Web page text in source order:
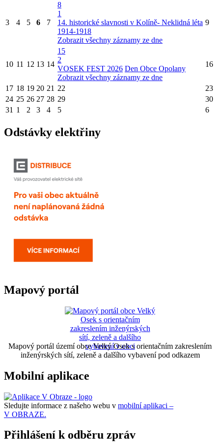
3 4 5 6 7
8
1
14. historické slavnosti v Kolíně- Neklidná léta
1914-1918
Zobrazit všechny záznamy ze dne
9
10 11 12 13 14
15
2
VOSEK FEST 2026 Den Obce Opolany
Zobrazit všechny záznamy ze dne
16
17 18 19 20 21 22
23
24 25 26 27 28 29
30
31 1 2 3 4 5 6
Odstávky elektřiny
Mapový portál
Mapový portál území obce Velký Osek s orientačním zakreslením
inženýrských sítí, zeleně a dalšího vybavení pod odkazem
Mobilní aplikace
Sledujte informace z našeho webu v mobilní aplikaci –
V OBRAZE.
Přihlášení k odběru zpráv